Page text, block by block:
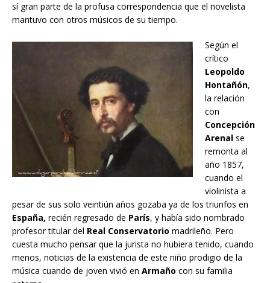
sí gran parte de la profusa correspondencia que el novelista
mantuvo con otros músicos de su tiempo.
Según el
crítico
Leopoldo
Hontañón,
la relación
con
Concepción
Arenal se
remonta al
año 1857,
cuando el
violinista a
pesar de sus solo veintiún años gozaba ya de los triunfos en
España, recién regresado de París, y había sido nombrado
profesor titular del Real Conservatorio madrileño. Pero
cuesta mucho pensar que la jurista no hubiera tenido, cuando
menos, noticias de la existencia de este niño prodigio de la
música cuando de joven vivió en Armaño con su familia